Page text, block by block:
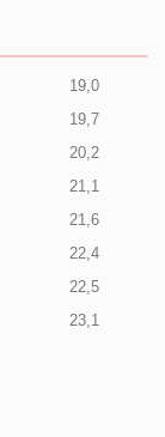
19,0
19,7
20,2
21,1
21,6
22,4
22,5
23,1